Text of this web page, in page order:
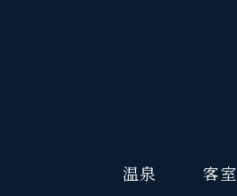
温泉 客室